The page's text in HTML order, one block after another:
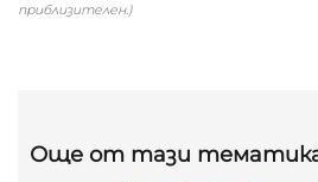
приблизителен.)
Още от тази